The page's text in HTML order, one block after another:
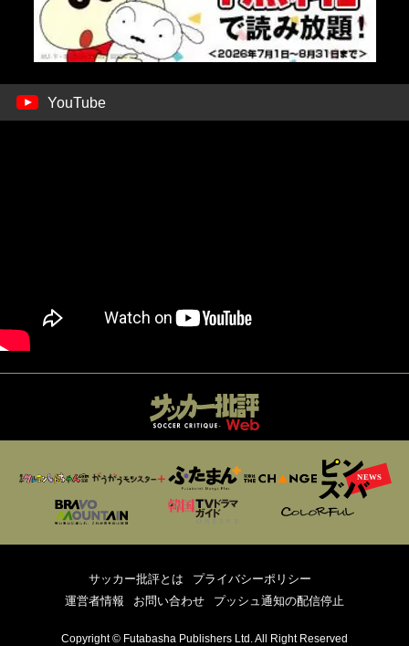
YouTube
サッカー批評とは
プライバシーポリシー
運営者情報
お問い合わせ プッシュ通知の配信停止
Copyright © Futabasha Publishers Ltd. All Right Reserved